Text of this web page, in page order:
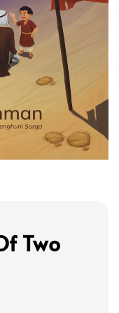
Two